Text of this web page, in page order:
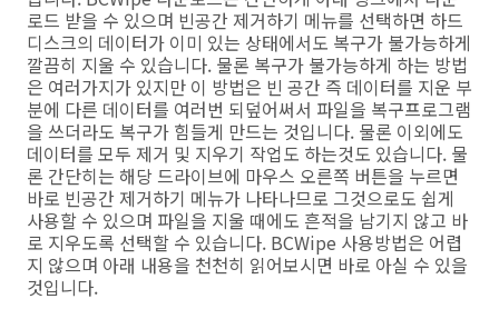
로드 받을 수 있으며 빈공간 제거하기 메뉴를 선택하면 하드
디스크의 데이터가 이미 있는 상태에서도 복구가 불가능하게
깔끔히 지울 수 있습니다. 물론 복구가 불가능하게 하는 방법
은 여러가지가 있지만 이 방법은 빈 공간 즉 데이터를 지운 부
분에 다른 데이터를 여러번 되덮어써서 파일을 복구프로그램
을 쓰더라도 복구가 힘들게 만드는 것입니다. 물론 이외에도
데이터를 모두 제거 및 지우기 작업도 하는것도 있습니다. 물
론 간단히는 해당 드라이브에 마우스 오른쪽 버튼을 누르면
바로 빈공간 제거하기 메뉴가 나타나므로 그것으로도 쉽게
사용할 수 있으며 파일을 지울 때에도 흔적을 남기지 않고 바
로 지우도록 선택할 수 있습니다. BCWipe 사용방법은 어렵
지 않으며 아래 내용을 천천히 읽어보시면 바로 아실 수 있을
것입니다.